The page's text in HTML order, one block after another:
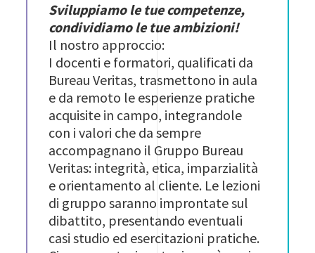
Sviluppiamo le tue competenze,
condividiamo le tue ambizioni!
Il nostro approccio:
I docenti e formatori, qualificati da
Bureau Veritas, trasmettono in aula
e da remoto le esperienze pratiche
acquisite in campo, integrandole
con i valori che da sempre
accompagnano il Gruppo Bureau
Veritas: integrità, etica, imparzialità
e orientamento al cliente. Le lezioni
di gruppo saranno improntate sul
dibattito, presentando eventuali
casi studio ed esercitazioni pratiche.